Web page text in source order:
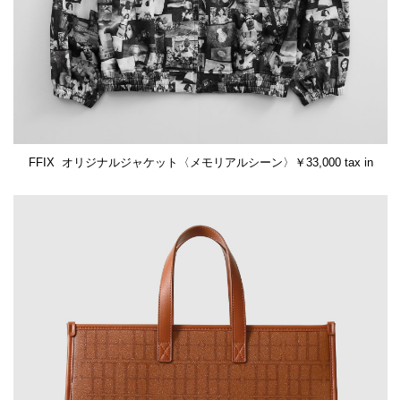
FFIX オリジナルジャケット〈メモリアルシーン〉￥33,000 tax in